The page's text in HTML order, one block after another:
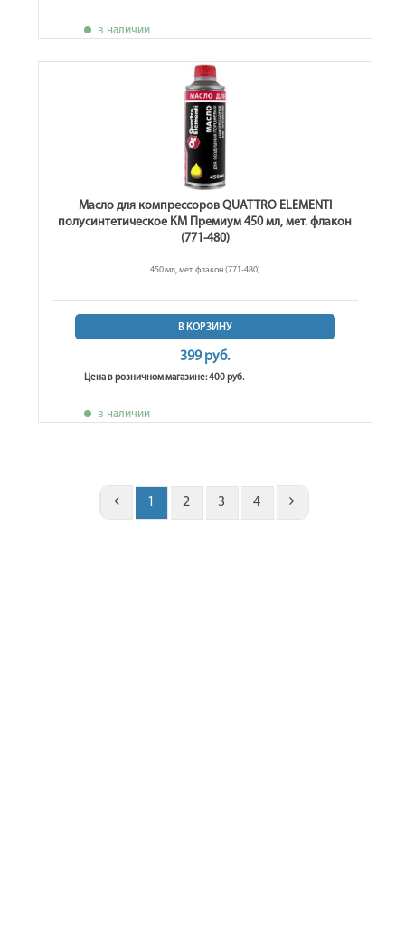
в наличии
Масло для компрессоров QUATTRO ELEMENTI
полусинтетическое КМ Премиум 450 мл, мет. флакон
(771-480)
450 мл, мет. флакон (771-480)
В КОРЗИНУ
399 руб.
Цена в розничном магазине: 400 руб.
в наличии
1 2 3 4